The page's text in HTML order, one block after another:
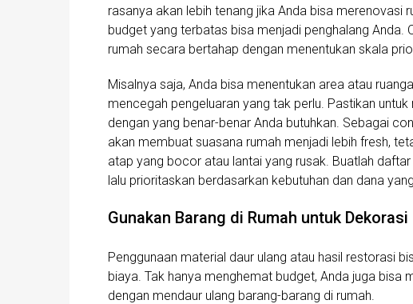
rasanya akan lebih tenang jika Anda bisa merenovasi
budget yang terbatas bisa menjadi penghalang Anda.
rumah secara bertahap dengan menentukan skala
Misalnya saja, Anda bisa menentukan area atau
mencegah pengeluaran yang tak perlu. Pastikan
dengan yang benar-benar Anda butuhkan. Sebagai
akan membuat suasana rumah menjadi lebih fresh,
atap yang bocor atau lantai yang rusak. Buatlah
lalu prioritaskan berdasarkan kebutuhan dan dana
Gunakan Barang di Rumah untuk Dekorasi
Penggunaan material daur ulang atau hasil restorasi
biaya. Tak hanya menghemat budget, Anda juga bisa
dengan mendaur ulang barang-barang di rumah.